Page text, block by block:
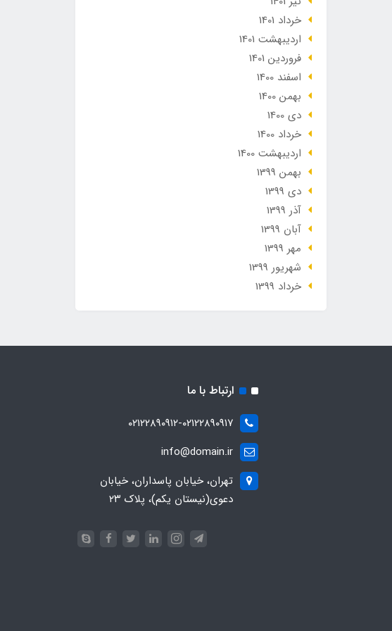
خرداد 1401
ارديبهشت 1401
فروردین 1401
اسفند 1400
بهمن 1400
دی 1400
خرداد 1400
ارديبهشت 1400
بهمن 1399
دی 1399
آذر 1399
آبان 1399
مهر 1399
شهریور 1399
خرداد 1399
ارتباط با ما
۰۲۱۲۲۸۹۰۹۱۲-۰۲۱۲۲۸۹۰۹۱۷
info@domain.ir
تهران، خیابان پاسداران، خیابان
دعوی(نیستان یکم)، پلاک ۲۳